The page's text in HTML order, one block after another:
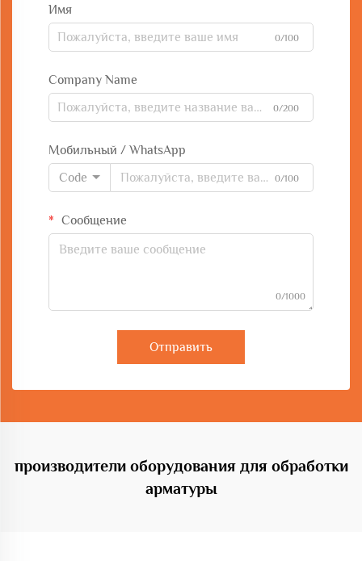
Имя
0/100
Company Name
0/200
Мобильный / WhatsApp
Code
0/100
Сообщение
0/1000
Отправить
производители оборудования для обработки
арматуры